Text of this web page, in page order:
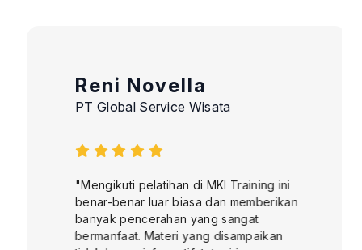
Reni Novella
PT Global Service Wisata
"Mengikuti pelatihan di MKI Training ini
benar-benar luar biasa dan memberikan
banyak pencerahan yang sangat
bermanfaat. Materi yang disampaikan